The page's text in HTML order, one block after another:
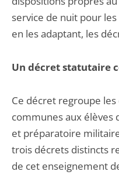
service de nuit pour
en les adaptant, les
Un décret statutaire
Ce décret regroupe
communes aux élèves
et préparatoire
trois décrets distincts
de cet enseignement